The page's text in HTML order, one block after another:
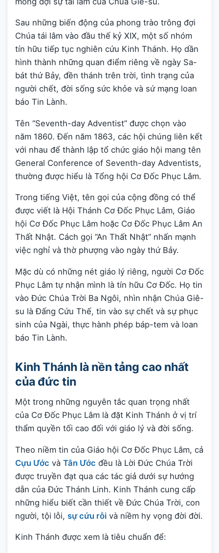
Sau những biến động của phong trào trông đợi
Chúa tái lâm vào đầu thế kỷ XIX, một số nhóm
tín hữu tiếp tục nghiên cứu Kinh Thánh. Họ dần
hình thành những quan điểm riêng về ngày Sa-
bát thứ Bảy, đền thánh trên trời, tình trạng của
người chết, đời sống sức khỏe và sứ mạng loan
báo Tin Lành.
Tên “Seventh-day Adventist” được chọn vào
năm 1860. Đến năm 1863, các hội chúng liên kết
với nhau để thành lập tổ chức giáo hội mang tên
General Conference of Seventh-day Adventists,
thường được hiểu là Tổng hội Cơ Đốc Phục Lâm.
Trong tiếng Việt, tên gọi của cộng đồng có thể
được viết là Hội Thánh Cơ Đốc Phục Lâm, Giáo
hội Cơ Đốc Phục Lâm hoặc Cơ Đốc Phục Lâm An
Thất Nhật. Cách gọi “An Thất Nhật” nhấn mạnh
việc nghỉ và thờ phượng vào ngày thứ Bảy.
Mặc dù có những nét giáo lý riêng, người Cơ Đốc
Phục Lâm tự nhận mình là tín hữu Cơ Đốc. Họ tin
vào Đức Chúa Trời Ba Ngôi, nhìn nhận Chúa Giê-
su là Đấng Cứu Thế, tin vào sự chết và sự phục
sinh của Ngài, thực hành phép báp-tem và loan
báo Tin Lành.
Kinh Thánh là nền tảng cao nhất
của đức tin
Một trong những nguyên tắc quan trọng nhất
của Cơ Đốc Phục Lâm là đặt Kinh Thánh ở vị trí
thẩm quyền tối cao đối với giáo lý và đời sống.
Theo niềm tin của Giáo hội Cơ Đốc Phục Lâm, cả
Cựu Ước và Tân Ước đều là Lời Đức Chúa Trời
được truyền đạt qua các tác giả dưới sự hướng
dẫn của Đức Thánh Linh. Kinh Thánh cung cấp
những hiểu biết cần thiết về Đức Chúa Trời, con
người, tội lỗi, sự cứu rỗi và niềm hy vọng đời đời.
Kinh Thánh được xem là tiêu chuẩn để: